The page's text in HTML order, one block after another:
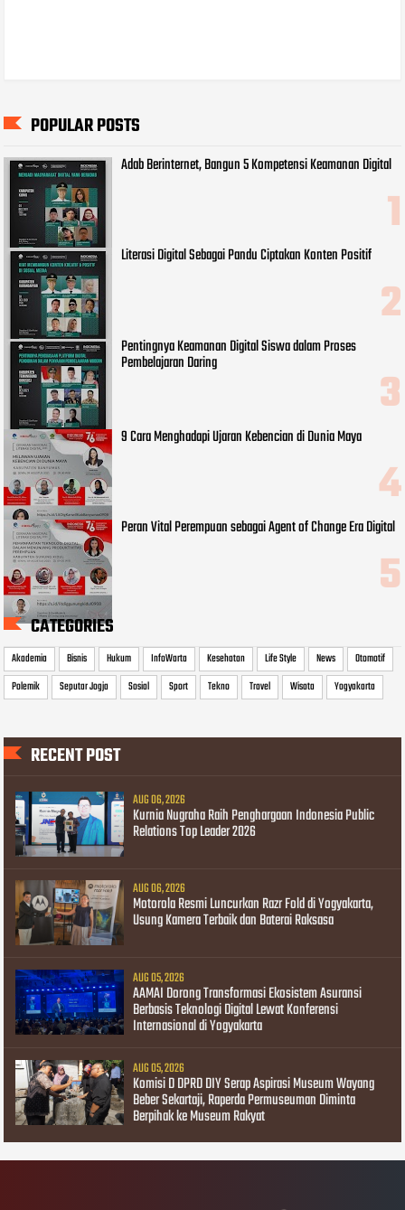
POPULAR POSTS
Adab Berinternet, Bangun 5 Kompetensi Keamanan Digital
Literasi Digital Sebagai Pandu Ciptakan Konten Positif
Pentingnya Keamanan Digital Siswa dalam Proses
Pembelajaran Daring
9 Cara Menghadapi Ujaran Kebencian di Dunia Maya
Peran Vital Perempuan sebagai Agent of Change Era Digital
CATEGORIES
Akademia Bisnis Hukum InfoWarta Kesehatan Life Style News
Otomotif
Polemik
Seputar Jogja Sosial Sport Tekno Travel Wisata Yogyakarta
RECENT POST
AUG 06, 2026
Kurnia Nugraha Raih Penghargaan Indonesia Public
Relations Top Leader 2026
AUG 06, 2026
Motorola Resmi Luncurkan Razr Fold di Yogyakarta,
Usung Kamera Terbaik dan Baterai Raksasa
AUG 05, 2026
AAMAI Dorong Transformasi Ekosistem Asuransi
Berbasis Teknologi Digital Lewat Konferensi
Internasional di Yogyakarta
AUG 05, 2026
Komisi D DPRD DIY Serap Aspirasi Museum Wayang
Beber Sekartaji, Raperda Permuseuman Diminta
Berpihak ke Museum Rakyat